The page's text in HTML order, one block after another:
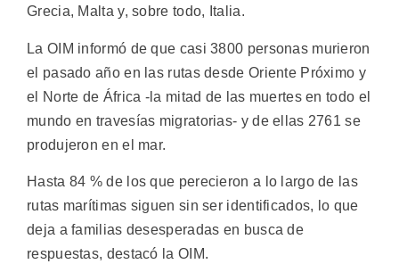
Grecia, Malta y, sobre todo, Italia.
La OIM informó de que casi 3800 personas murieron
el pasado año en las rutas desde Oriente Próximo y
el Norte de África -la mitad de las muertes en todo el
mundo en travesías migratorias- y de ellas 2761 se
produjeron en el mar.
Hasta 84 % de los que perecieron a lo largo de las
rutas marítimas siguen sin ser identificados, lo que
deja a familias desesperadas en busca de
respuestas, destacó la OIM.